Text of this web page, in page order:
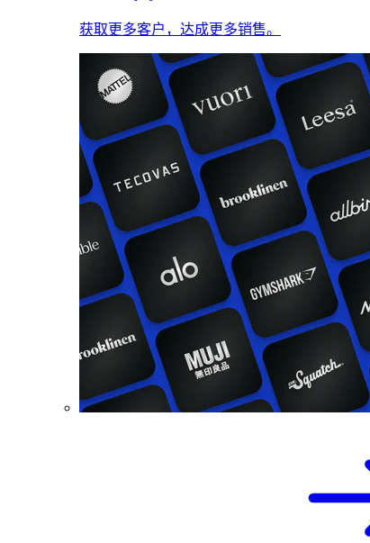
获取更多客户，达成更多销售。